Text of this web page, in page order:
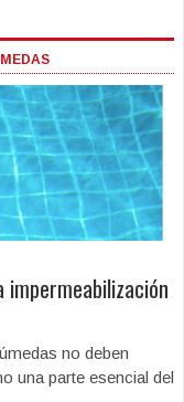
no deben
una parte esencial del